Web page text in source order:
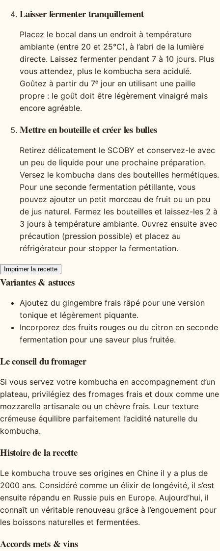
Laisser fermenter tranquillement
Placez le bocal dans un endroit à température
ambiante (entre 20 et 25°C), à l’abri de la lumière
directe. Laissez fermenter pendant 7 à 10 jours. Plus
vous attendez, plus le kombucha sera acidulé.
Goûtez à partir du 7ᵉ jour en utilisant une paille
propre : le goût doit être légèrement vinaigré mais
encore agréable.
Mettre en bouteille et créer les bulles
Retirez délicatement le SCOBY et conservez-le avec
un peu de liquide pour une prochaine préparation.
Versez le kombucha dans des bouteilles hermétiques.
Pour une seconde fermentation pétillante, vous
pouvez ajouter un petit morceau de fruit ou un peu
de jus naturel. Fermez les bouteilles et laissez-les 2 à
3 jours à température ambiante. Ouvrez ensuite avec
précaution (pression possible) et placez au
réfrigérateur pour stopper la fermentation.
Imprimer la recette
Variantes & astuces
Ajoutez du gingembre frais râpé pour une version
tonique et légèrement piquante.
Incorporez des fruits rouges ou du citron en seconde
fermentation pour une saveur plus fruitée.
Le conseil du fromager
Si vous servez votre kombucha en accompagnement d’un
plateau, privilégiez des fromages frais et doux comme une
mozzarella artisanale ou un chèvre frais. Leur texture
crémeuse équilibre parfaitement l’acidité naturelle du
kombucha.
Histoire de la recette
Le kombucha trouve ses origines en Chine il y a plus de
2000 ans. Considéré comme un élixir de longévité, il s’est
ensuite répandu en Russie puis en Europe. Aujourd’hui, il
connaît un véritable renouveau grâce à l’engouement pour
les boissons naturelles et fermentées.
Accords mets & vins